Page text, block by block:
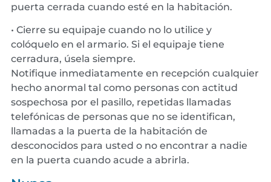
puerta cerrada cuando esté en la habitación.
• Cierre su equipaje cuando no lo utilice y
colóquelo en el armario. Si el equipaje tiene
cerradura, úsela siempre.
Notifique inmediatamente en recepción cualquier
hecho anormal tal como personas con actitud
sospechosa por el pasillo, repetidas llamadas
telefónicas de personas que no se identifican,
llamadas a la puerta de la habitación de
desconocidos para usted o no encontrar a nadie
en la puerta cuando acude a abrirla.